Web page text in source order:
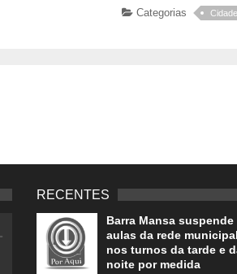
Categorias Cidade
RECENTES
Barra Mansa suspende
aulas da rede municipal
nos turnos da tarde e
noite por medida